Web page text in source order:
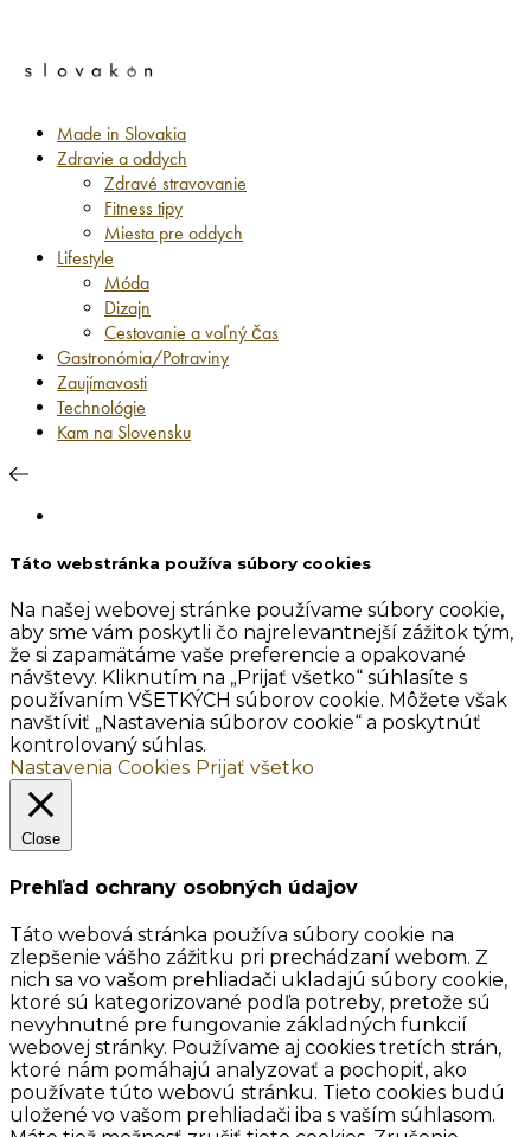
Made in Slovakia
Zdravie a oddych
Zdravé stravovanie
Fitness tipy
Miesta pre oddych
Lifestyle
Móda
Dizajn
Cestovanie a voľný čas
Gastronómia/Potraviny
Zaujímavosti
Technológie
Kam na Slovensku
Táto webstránka používa súbory cookies
Na našej webovej stránke používame súbory cookie,
aby sme vám poskytli čo najrelevantnejší zážitok tým,
že si zapamätáme vaše preferencie a opakované
návštevy. Kliknutím na „Prijať všetko“ súhlasíte s
používaním VŠETKÝCH súborov cookie. Môžete však
navštíviť „Nastavenia súborov cookie“ a poskytnúť
kontrolovaný súhlas.
Nastavenia Cookies Prijať všetko
Close
Prehľad ochrany osobných údajov
Táto webová stránka používa súbory cookie na
zlepšenie vášho zážitku pri prechádzaní webom. Z
nich sa vo vašom prehliadači ukladajú súbory cookie,
ktoré sú kategorizované podľa potreby, pretože sú
nevyhnutné pre fungovanie základných funkcií
webovej stránky. Používame aj cookies tretích strán,
ktoré nám pomáhajú analyzovať a pochopiť, ako
používate túto webovú stránku. Tieto cookies budú
uložené vo vašom prehliadači iba s vaším súhlasom.